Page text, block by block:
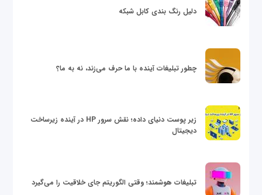
دلیل رنگ بندی کابل شبکه
چطور تبلیغات آینده با ما حرف می‌زند، نه به ما؟
زیر پوست دنیای داده؛ نقش سرور HP در آینده زیرساخت
دیجیتال
تبلیغات هوشمند؛ وقتی الگوریتم جای خلاقیت را می‌گیرد